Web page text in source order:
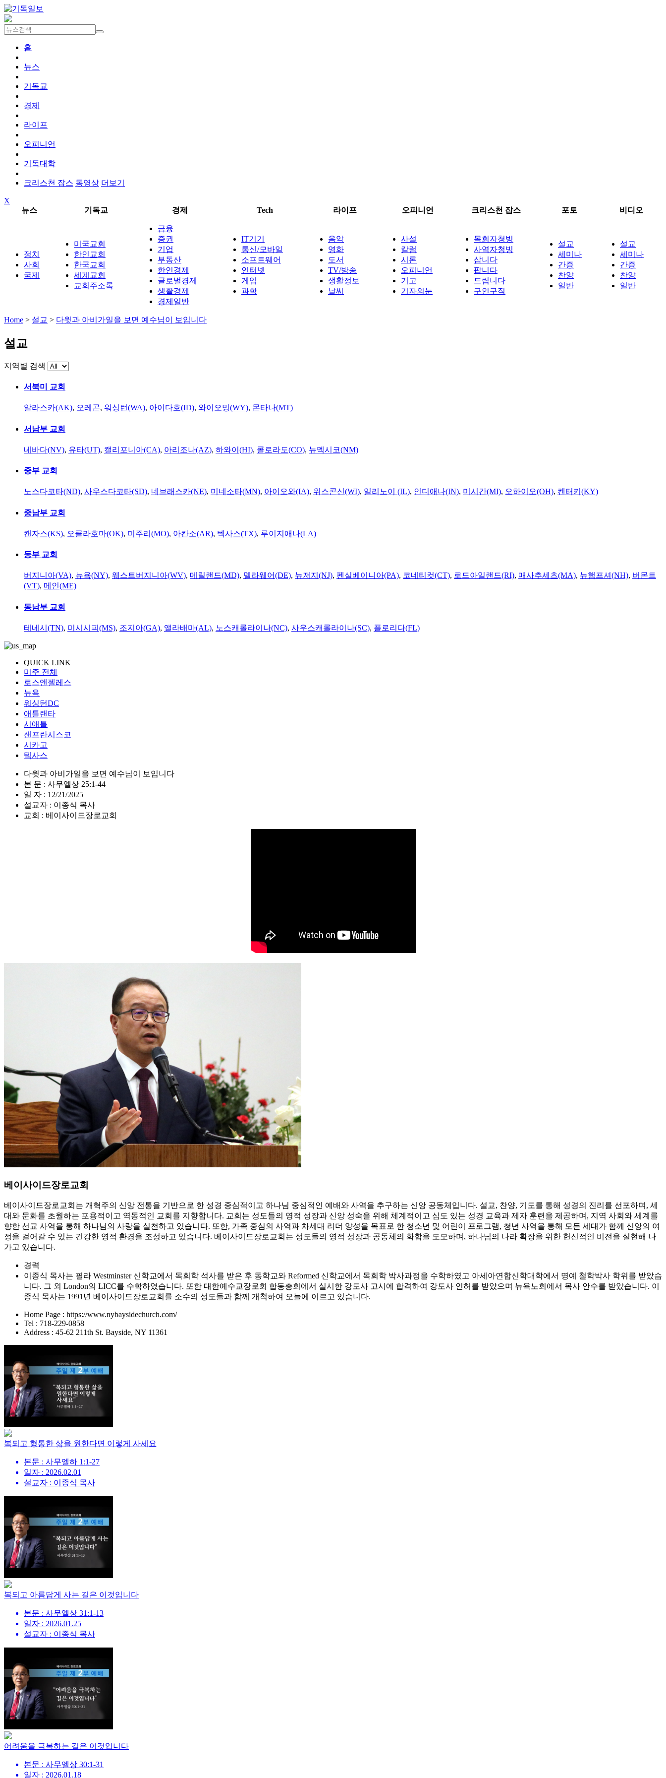
홈
뉴스
기독교
경제
라이프
오피니언
기독대학
크리스천 잡스 동영상 더보기
X
뉴스
기독교 경제 Tech 라이프 오피니언 크리스천 잡스 포토 비디오
정치
사회
국제
미국교회
한인교회
한국교회
세계교회
교회주소록
금융
증권
기업
부동산
한인경제
글로벌경제
생활경제
경제일반
IT기기
통신/모바일
소프트웨어
인터넷
게임
과학
음악
영화
도서
TV/방송
생활정보
날씨
사설
칼럼
시론
오피니언
기고
기자의눈
목회자청빙
사역자청빙
삽니다
팝니다
드립니다
구인구직
설교
세미나
간증
찬양
일반
설교
세미나
간증
찬양
일반
Home > 설교 > 다윗과 아비가일을 보면 예수님이 보입니다
설교
지역별 검색
서북미 교회
알라스카(AK), 오레곤, 워싱턴(WA), 아이다호(ID), 와이오밍(WY), 몬타나(MT)
서남부 교회
네바다(NV), 유타(UT), 캘리포니아(CA), 아리조나(AZ), 하와이(HI), 콜로라도(CO), 뉴멕시코(NM)
중부 교회
노스다코타(ND), 사우스다코타(SD), 네브래스카(NE), 미네소타(MN), 아이오와(IA), 위스콘신(WI), 일리노이 (IL), 인디애나(IN), 미시간(MI), 오하이오(OH), 켄터키(KY)
중남부 교회
캔자스(KS), 오클라호마(OK), 미주리(MO), 아칸소(AR), 텍사스(TX), 루이지애나(LA)
동부 교회
버지니아(VA), 뉴욕(NY), 웨스트버지니아(WV), 메릴랜드(MD), 델라웨어(DE), 뉴저지(NJ), 펜실베이니아(PA), 코네티컷(CT), 로드아일랜드(RI), 매사추세츠(MA), 뉴햄프셔(NH), 버몬트
(VT), 메인(ME)
동남부 교회
테네시(TN), 미시시피(MS), 조지아(GA), 앨라배마(AL), 노스캐롤라이나(NC), 사우스캐롤라이나(SC), 플로리다(FL)
QUICK LINK
미주 전체
로스앤젤레스
뉴욕
워싱턴DC
애틀랜타
시애틀
샌프란시스코
시카고
텍사스
다윗과 아비가일을 보면 예수님이 보입니다
본 문 : 사무엘상 25:1-44
일 자 : 12/21/2025
설교자 : 이종식 목사
교회 : 베이사이드장로교회
베이사이드장로교회
베이사이드장로교회는 개혁주의 신앙 전통을 기반으로 한 성경 중심적이고 하나님 중심적인 예배와 사역을 추구하는 신앙 공동체입니다. 설교, 찬양, 기도를 통해 성경의 진리를 선포하며, 세
대와 문화를 초월하는 포용적이고 역동적인 교회를 지향합니다. 교회는 성도들의 영적 성장과 신앙 성숙을 위해 체계적이고 심도 있는 성경 교육과 제자 훈련을 제공하며, 지역 사회와 세계를
향한 선교 사역을 통해 하나님의 사랑을 실천하고 있습니다. 또한, 가족 중심의 사역과 차세대 리더 양성을 목표로 한 청소년 및 어린이 프로그램, 청년 사역을 통해 모든 세대가 함께 신앙의 여
정을 걸어갈 수 있는 건강한 영적 환경을 조성하고 있습니다. 베이사이드장로교회는 성도들의 영적 성장과 공동체의 화합을 도모하며, 하나님의 나라 확장을 위한 헌신적인 비전을 실현해 나
가고 있습니다.
경력
이종식 목사는 필라 Westminster 신학교에서 목회학 석사를 받은 후 동학교와 Reformed 신학교에서 목회학 박사과정을 수학하였고 아세아연합신학대학에서 명예 철학박사 학위를 받았습
니다. 그 외 London의 LICC를 수학하였습니다. 또한 대한예수교장로회 합동총회에서 실시한 강도사 고시에 합격하여 강도사 인허를 받았으며 뉴욕노회에서 목사 안수를 받았습니다. 이
종식 목사는 1991년 베이사이드장로교회를 소수의 성도들과 함께 개척하여 오늘에 이르고 있습니다.
Home Page : https://www.nybaysidechurch.com/
Tel : 718-229-0858
Address : 45-62 211th St. Bayside, NY 11361
복되고 형통한 삶을 원한다면 이렇게 사세요
본문 : 사무엘하 1:1-27
일자 : 2026.02.01
설교자 : 이종식 목사
복되고 아름답게 사는 길은 이것입니다
본문 : 사무엘상 31:1-13
일자 : 2026.01.25
설교자 : 이종식 목사
어려움을 극복하는 길은 이것입니다
본문 : 사무엘상 30:1-31
일자 : 2026.01.18